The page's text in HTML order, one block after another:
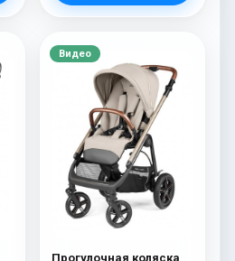
Видео
Прогулочная коляска